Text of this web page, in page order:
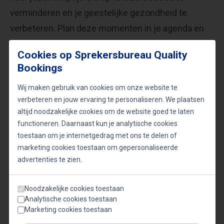
verminderen en je geestelijke gezondheid te
verbeteren. Plan deze momenten in je agenda en
beschouw ze als net zo belangrijk als
werkafspraken.
Het belang van persoonlijke passies
Het integreren van persoonlijke passies en
avonturen in het dagelijks leven verrijkt de
menselijke ervaring. Het nastreven van hobby’s,
reizen en nieuwe ervaringen kan leiden tot
persoonlijke groei, creativiteit en een diepere
voldoening.​
Cookies op Sprekersbureau Quality
Bookings
Wij maken gebruik van cookies om onze website te
verbeteren en jouw ervaring te personaliseren. We plaatsen
altijd noodzakelijke cookies om de website goed te laten
functioneren. Daarnaast kun je analytische cookies
toestaan om je internetgedrag met ons te delen of
marketing cookies toestaan om gepersonaliseerde
advertenties te zien.
Noodzakelijke cookies toestaan
Analytische cookies toestaan
Marketing cookies toestaan